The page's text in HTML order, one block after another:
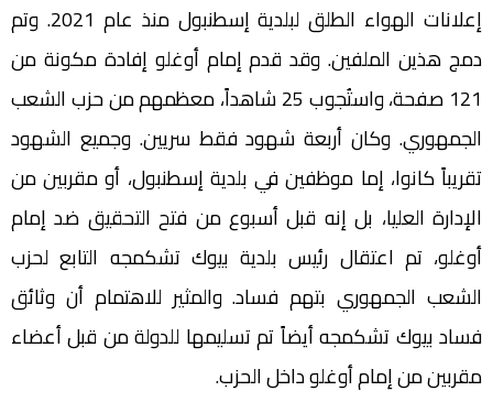
إعلانات الهواء الطلق لبلدية إسطنبول منذ عام 2021. وتم
دمج هذين الملفين. وقد قدم إمام أوغلو إفادة مكونة من
121 صفحة، واستُجوب 25 شاهداً، معظمهم من حزب الشعب
الجمهوري. وكان أربعة شهود فقط سريين. وجميع الشهود
تقريباً كانوا، إما موظفين في بلدية إسطنبول، أو مقربين من
الإدارة العليا، بل إنه قبل أسبوع من فتح التحقيق ضد إمام
أوغلو، تم اعتقال رئيس بلدية بيوك تشكمجه التابع لحزب
الشعب الجمهوري بتهم فساد. والمثير للاهتمام أن وثائق
فساد بيوك تشكمجه أيضاً تم تسليمها للدولة من قبل أعضاء
مقربين من إمام أوغلو داخل الحزب.